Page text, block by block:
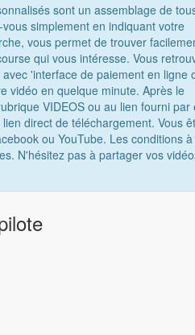
sont un assemblage de
simplement en indiquant votre
vous permet de trouver
qui vous intéresse. Vous
'interface de paiement en ligne
vidéo en quelque minute. Après le
VIDEOS ou au lien fourni par
direct de téléchargement. Vous
ou YouTube. Les conditions à
N'hésitez pas à partager vos